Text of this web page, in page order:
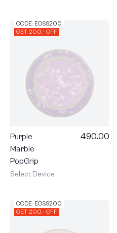
CODE: EOSS200
GET 200.- OFF
Purple
Marble
PopGrip
490.00
Select Device
CODE: EOSS200
GET 200.- OFF